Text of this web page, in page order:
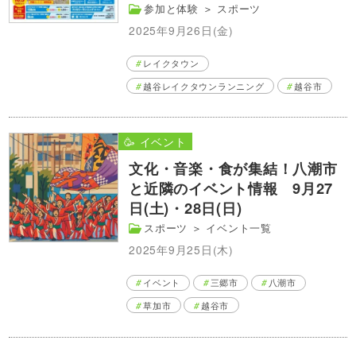
参加と体験 ＞ スポーツ
2025年9月26日(金)
レイクタウン
越谷レイクタウンランニング
越谷市
文化・音楽・食が集結！八潮市
と近隣のイベント情報 9月27
日(土)・28日(日)
スポーツ ＞ イベント一覧
2025年9月25日(木)
🥳 イベント
イベント 三郷市
八潮市
草加市
越谷市